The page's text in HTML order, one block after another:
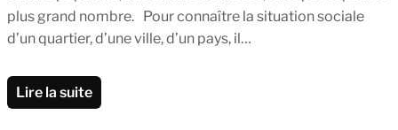
plus grand nombre. Pour connaître la situation sociale
d’un quartier, d’une ville, d’un pays, il…
Lire la suite